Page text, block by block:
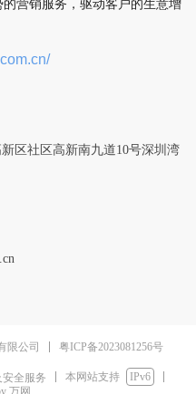
区社区高新南九道10号深圳湾
营销服务，驱动客户的生意增
限公司 粤ICP备2023081256号
全服务 本网站支持
IPv6
万网